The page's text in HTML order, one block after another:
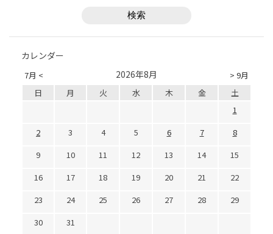
カレンダー
7月 < > 9月
2026年8月
日 月 火 水 木 金
土
1
2
3 4 5 6 7
8
9
10 11 12 13 14
15
16
17 18 19 20 21
22
23
24 25 26 27 28
29
30
31